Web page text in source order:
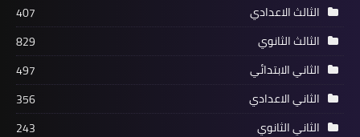
الثالث الاعدادي
407
الثالث الثانوي
829
الثاني الابتدائي
497
الثاني الاعدادي
356
الثاني الثانوي
243